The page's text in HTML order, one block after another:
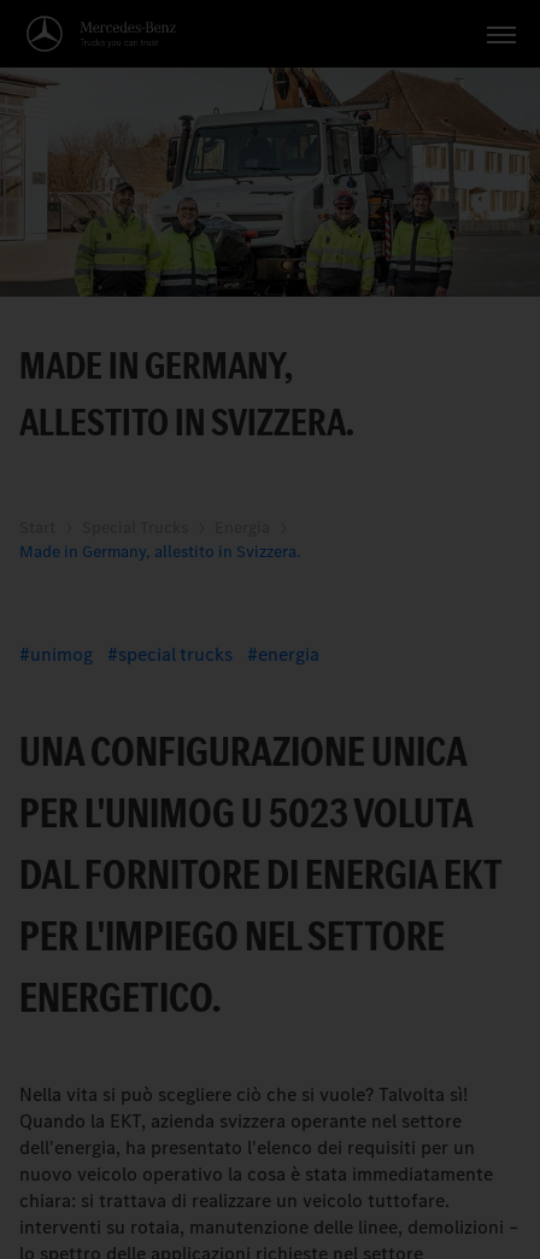
Applicazioni
Temi
Servizio
Italiano
MADE IN GERMANY,
ALLESTITO IN SVIZZERA.
Made in Germany, allestito in Svizzera.
unimog special trucks energia
UNA CONFIGURAZIONE UNICA
PER L'UNIMOG U 5023 VOLUTA
DAL FORNITORE DI ENERGIA EKT
PER L'IMPIEGO NEL SETTORE
ENERGETICO.
Nella vita si può scegliere ciò che si vuole? Talvolta sì!
Quando la EKT, azienda svizzera operante nel settore
dell'energia, ha presentato l'elenco dei requisiti per un
nuovo veicolo operativo la cosa è stata immediatamente
chiara: si trattava di realizzare un veicolo tuttofare.
interventi su rotaia, manutenzione delle linee, demolizioni –
lo spettro delle applicazioni richieste nel settore